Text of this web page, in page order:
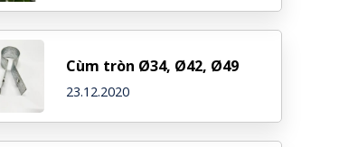
Cùm tròn Ø34, Ø42, Ø49
23.12.2020